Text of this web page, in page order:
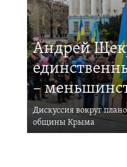
Андрей
–
Дискуссия вокруг
общины Крыма